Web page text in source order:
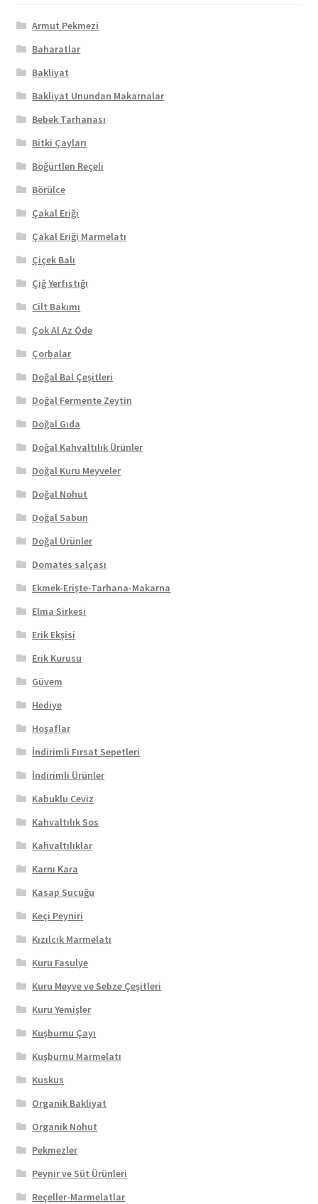
Armut Pekmezi
Baharatlar
Bakliyat
Bakliyat Unundan Makarnalar
Bebek Tarhanası
Bitki Çayları
Böğürtlen Reçeli
Börülce
Çakal Eriği
Çakal Eriği Marmelatı
Çiçek Balı
Çiğ Yerfıstığı
Cilt Bakımı
Çok Al Az Öde
Çorbalar
Doğal Bal Çeşitleri
Doğal Fermente Zeytin
Doğal Gıda
Doğal Kahvaltılık Ürünler
Doğal Kuru Meyveler
Doğal Nohut
Doğal Sabun
Doğal Ürünler
Domates salçası
Ekmek-Erişte-Tarhana-Makarna
Elma Sirkesi
Erik Ekşisi
Erik Kurusu
Güvem
Hediye
Hoşaflar
İndirimli Fırsat Sepetleri
İndirimli Ürünler
Kabuklu Ceviz
Kahvaltılık Sos
Kahvaltılıklar
Karnı Kara
Kasap Sucuğu
Keçi Peyniri
Kızılcık Marmelatı
Kuru Fasulye
Kuru Meyve ve Sebze Çeşitleri
Kuru Yemişler
Kuşburnu Çayı
Kuşburnu Marmelatı
Kuskus
Organik Bakliyat
Organik Nohut
Pekmezler
Peynir ve Süt Ürünleri
Reçeller-Marmelatlar